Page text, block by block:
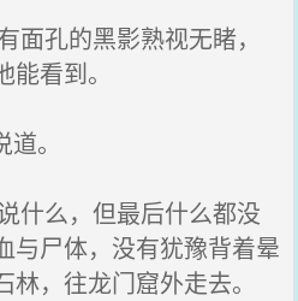
孔的黑影熟视无睹，
看到。
。
什么，但最后什么都没
与尸体，没有犹豫背着晕
，往龙门窟外走去。